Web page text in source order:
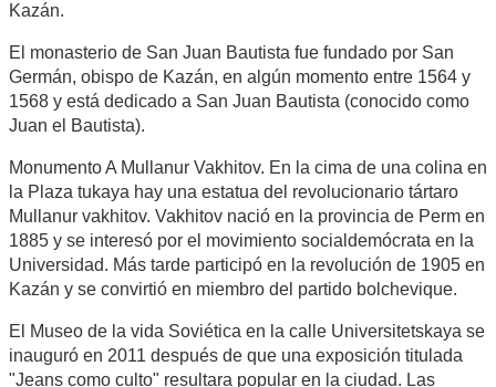
Kazán.
El monasterio de San Juan Bautista fue fundado por San
Germán, obispo de Kazán, en algún momento entre 1564 y
1568 y está dedicado a San Juan Bautista (conocido como
Juan el Bautista).
Monumento A Mullanur Vakhitov. En la cima de una colina en
la Plaza tukaya hay una estatua del revolucionario tártaro
Mullanur vakhitov. Vakhitov nació en la provincia de Perm en
1885 y se interesó por el movimiento socialdemócrata en la
Universidad. Más tarde participó en la revolución de 1905 en
Kazán y se convirtió en miembro del partido bolchevique.
El Museo de la vida Soviética en la calle Universitetskaya se
inauguró en 2011 después de que una exposición titulada
"Jeans como culto" resultara popular en la ciudad. Las